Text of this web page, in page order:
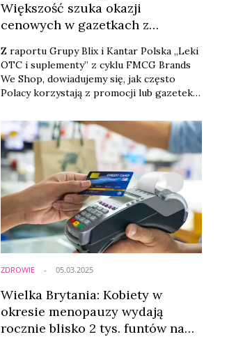
Większość szuka okazji
cenowych w gazetkach z
Kantar]
Z raportu Grupy Blix i Kantar Polska „Leki
OTC i suplementy” z cyklu FMCG Brands
We Shop, dowiadujemy się, jak często
Polacy korzystają z promocji lub gazetek
suplementów diety. 38 proc.
respondentów robi to czasami, a 37 proc. –
zawsze lub prawie zawsze. Z kolei 14 proc.
badanych rzadko decyduje się na ww.
czynność, a 11 proc. nie robi tego prawie
nigdy.
ZDROWIE
Wielka Brytania: Kobiety w
okresie menopauzy wydają
rocznie blisko 2 tys. funtów na
05.03.2025